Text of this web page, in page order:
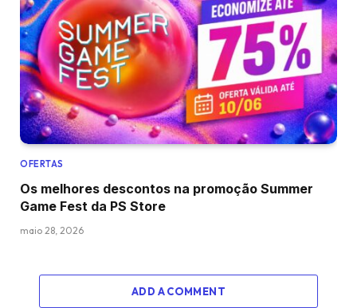
OFERTAS
Os melhores descontos na promoção Summer
Game Fest da PS Store
maio 28, 2026
ADD A COMMENT